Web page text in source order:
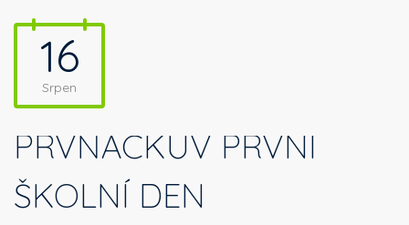
16
Srpen
PRVŇÁČKŮV PRVNÍ
ŠKOLNÍ DEN